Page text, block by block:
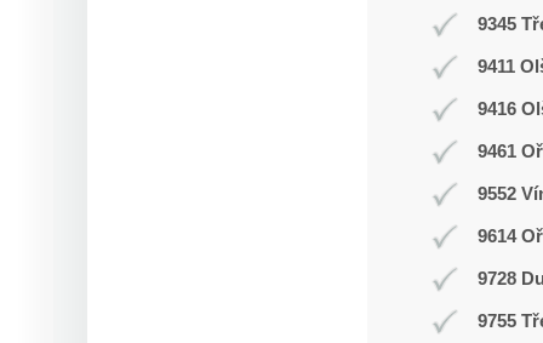
9345
9411
9416
9461
9552
9614
9728
9755